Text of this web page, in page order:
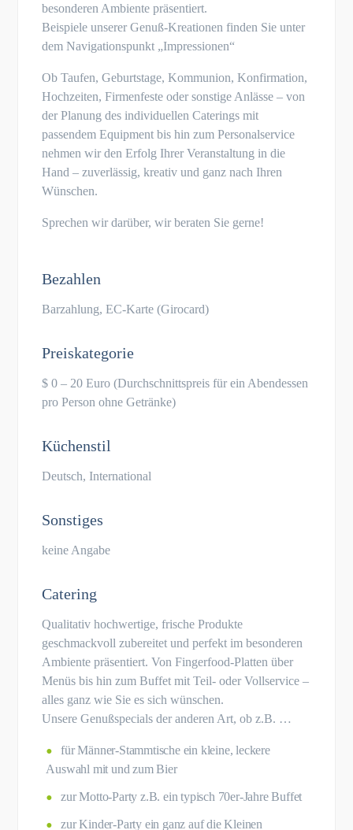
besonderen Ambiente präsentiert.
Beispiele unserer Genuß-Kreationen finden Sie unter
dem Navigationspunkt „Impressionen“
Ob Taufen, Geburtstage, Kommunion, Konfirmation,
Hochzeiten, Firmenfeste oder sonstige Anlässe – von
der Planung des individuellen Caterings mit
passendem Equipment bis hin zum Personalservice
nehmen wir den Erfolg Ihrer Veranstaltung in die
Hand – zuverlässig, kreativ und ganz nach Ihren
Wünschen.
Sprechen wir darüber, wir beraten Sie gerne!
Bezahlen
Barzahlung, EC-Karte (Girocard)
Preiskategorie
$ 0 – 20 Euro (Durchschnittspreis für ein Abendessen
pro Person ohne Getränke)
Küchenstil
Deutsch, International
Sonstiges
keine Angabe
Catering
Qualitativ hochwertige, frische Produkte
geschmackvoll zubereitet und perfekt im besonderen
Ambiente präsentiert. Von Fingerfood-Platten über
Menüs bis hin zum Buffet mit Teil- oder Vollservice –
alles ganz wie Sie es sich wünschen.
Unsere Genußspecials der anderen Art, ob z.B. …
für Männer-Stammtische ein kleine, leckere
Auswahl mit und zum Bier
zur Motto-Party z.B. ein typisch 70er-Jahre Buffet
zur Kinder-Party ein ganz auf die Kleinen